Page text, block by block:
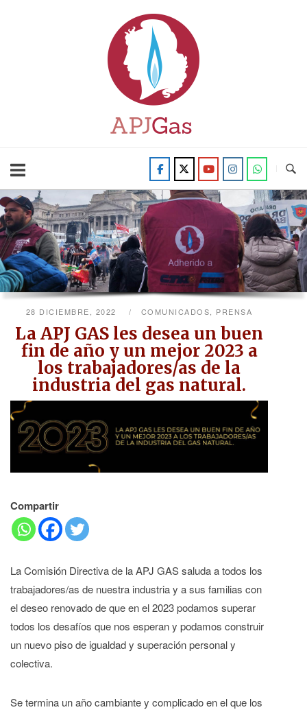
28 DICIEMBRE, 2022 COMUNICADOS, PRENSA
La APJ GAS les desea un buen
fin de año y un mejor 2023 a
los trabajadores/as de la
industria del gas natural.
Compartir
La Comisión Directiva de la APJ GAS saluda a todos los
trabajadores/as de nuestra industria y a sus familias con
el deseo renovado de que en el 2023 podamos superar
todos los desafíos que nos esperan y podamos construir
un nuevo piso de igualdad y superación personal y
colectiva.
Se termina un año cambiante y complicado en el que los